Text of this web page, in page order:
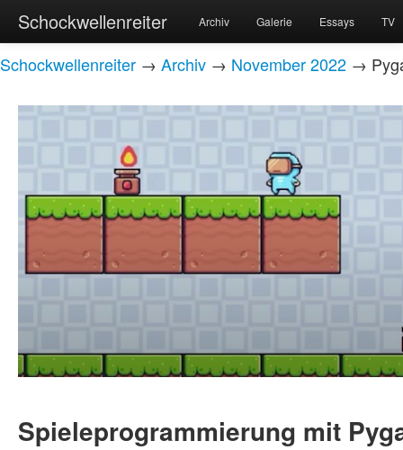
Schockwellenreiter Archiv Galerie Essays TV
Schockwellenreiter → Archiv → November 2022 →
Spieleprogrammierung mit